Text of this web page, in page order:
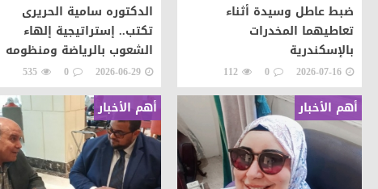
ضبط عاطل وسيدة أثناء
تعاطيهما المخدرات
بالإسكندرية
2026-07-16
0
112
الدكتوره سامية الحريرى
تكتب.. إستراتيجية إلهاء
الشعوب بالرياضة ومنظومه
الحلول لتوجيه طاقات الشعوب
نحو التطور والابداع
2026-06-29
0
535
أهم الأخبار أهم الأخبار